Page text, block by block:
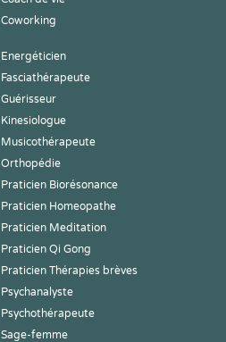
Coworking
Energéticien
Fasciathérapeute
Guérisseur
Kinesiologue
Musicothérapeute
Orthopédie
Praticien Biorésonance
Praticien Homeopathe
Praticien Meditation
Praticien Qi Gong
Praticien Thérapies brèves
Psychanalyste
Psychothérapeute
Sage-femme